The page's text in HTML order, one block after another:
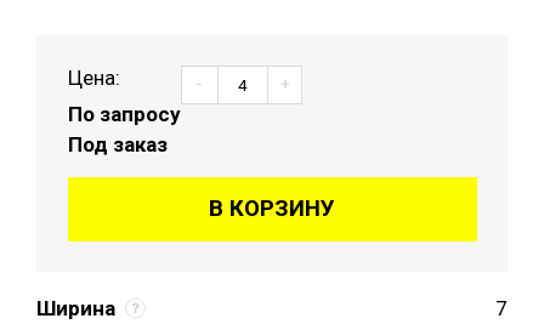
Ширина 7
Цена:
По запросу
Под заказ
- +
В КОРЗИНУ